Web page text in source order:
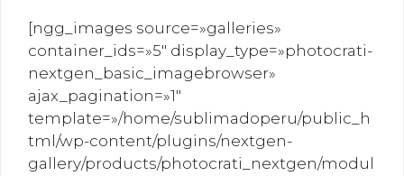
[ngg_images source=»galleries»
container_ids=»5″ display_type=»photocrati-
nextgen_basic_imagebrowser»
ajax_pagination=»1″
template=»/home/sublimadoperu/public_h
tml/wp-content/plugins/nextgen-
gallery/products/photocrati_nextgen/modul